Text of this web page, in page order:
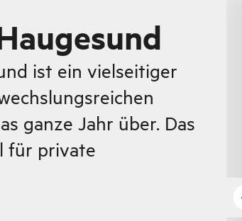
ist ein vielseitiger
ganze Jahr über. Das
für private